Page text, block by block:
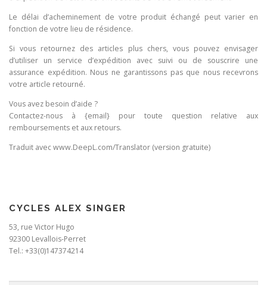
Le délai d’acheminement de votre produit échangé peut varier en
fonction de votre lieu de résidence.
Si vous retournez des articles plus chers, vous pouvez envisager
d’utiliser un service d’expédition avec suivi ou de souscrire une
assurance expédition. Nous ne garantissons pas que nous recevrons
votre article retourné.
Vous avez besoin d’aide ?
Contactez-nous à {email} pour toute question relative aux
remboursements et aux retours.
Traduit avec www.DeepL.com/Translator (version gratuite)
CYCLES ALEX SINGER
53, rue Victor Hugo
92300 Levallois-Perret
Tel.: +33(0)147374214